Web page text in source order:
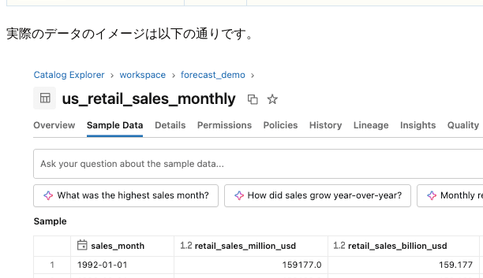
実際のデータのイメージは以下の通りです。